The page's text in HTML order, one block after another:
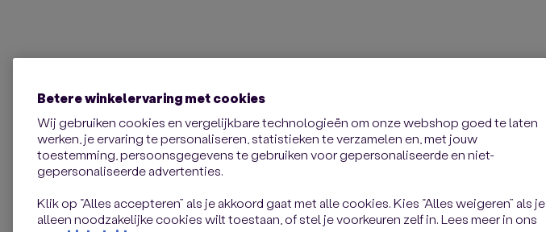
Betere winkelervaring met cookies
Wij gebruiken cookies en vergelijkbare technologieën om onze webshop goed te laten
werken, je ervaring te personaliseren, statistieken te verzamelen en, met jouw
toestemming, persoonsgegevens te gebruiken voor gepersonaliseerde en niet-
gepersonaliseerde advertenties.
Klik op “Alles accepteren” als je akkoord gaat met alle cookies. Kies “Alles weigeren” als je
alleen noodzakelijke cookies wilt toestaan, of stel je voorkeuren zelf in. Lees meer in ons